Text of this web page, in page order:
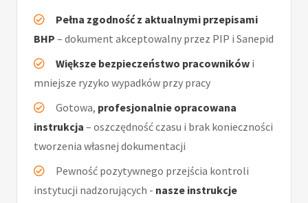
Pełna zgodność z aktualnymi przepisami
BHP – dokument akceptowalny przez PIP i Sanepid
Większe bezpieczeństwo pracowników i
mniejsze ryzyko wypadków przy pracy
Gotowa, profesjonalnie opracowana
instrukcja – oszczędność czasu i brak konieczności
tworzenia własnej dokumentacji
Pewność pozytywnego przejścia kontroli
instytucji nadzorujących - nasze instrukcje